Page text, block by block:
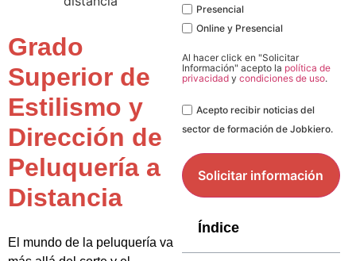
Grado
Superior de
Estilismo y
Dirección de
Peluquería a
Distancia
El mundo de la peluquería va
Presencial
Online y Presencial
Al hacer click en "Solicitar
Información" acepto la política de
privacidad y condiciones de uso.
LegalAcepto recibir noticias del
sector de formación de Jobkiero.
Índice